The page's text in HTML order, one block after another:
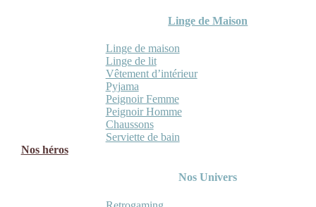
Linge de Maison
Linge de maison
Linge de lit
Vêtement d’intérieur
Pyjama
Peignoir Femme
Peignoir Homme
Chaussons
Serviette de bain
Nos héros
Nos Univers